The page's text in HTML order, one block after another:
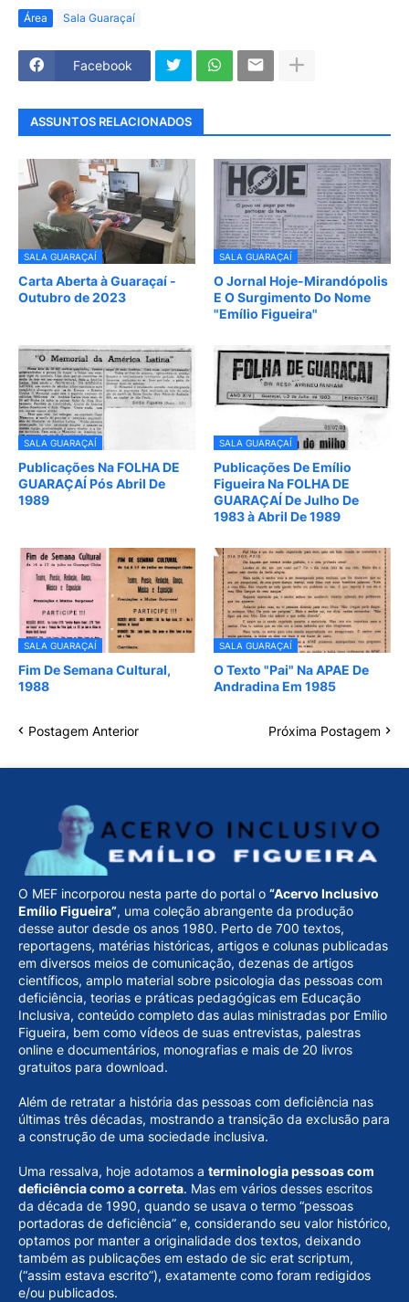
Área Sala Guaraçaí
Facebook
ASSUNTOS RELACIONADOS
SALA GUARAÇAÍ
Carta Aberta à Guaraçaí -
Outubro de 2023
SALA GUARAÇAÍ
O Jornal Hoje-Mirandópolis
E O Surgimento Do Nome
"Emílio Figueira"
SALA GUARAÇAÍ
Publicações Na FOLHA DE
GUARAÇAÍ Pós Abril De
1989
SALA GUARAÇAÍ
Publicações De Emílio
Figueira Na FOLHA DE
GUARAÇAÍ De Julho De
1983 à Abril De 1989
SALA GUARAÇAÍ
Fim De Semana Cultural,
1988
SALA GUARAÇAÍ
O Texto "Pai" Na APAE De
Andradina Em 1985
Postagem Anterior Próxima Postagem
O MEF incorporou nesta parte do portal o “Acervo Inclusivo
Emílio Figueira”, uma coleção abrangente da produção
desse autor desde os anos 1980. Perto de 700 textos,
reportagens, matérias históricas, artigos e colunas publicadas
em diversos meios de comunicação, dezenas de artigos
científicos, amplo material sobre psicologia das pessoas com
deficiência, teorias e práticas pedagógicas em Educação
Inclusiva, conteúdo completo das aulas ministradas por Emílio
Figueira, bem como vídeos de suas entrevistas, palestras
online e documentários, monografias e mais de 20 livros
gratuitos para download.
Além de retratar a história das pessoas com deficiência nas
últimas três décadas, mostrando a transição da exclusão para
a construção de uma sociedade inclusiva.
Uma ressalva, hoje adotamos a terminologia pessoas com
deficiência como a correta. Mas em vários desses escritos
da década de 1990, quando se usava o termo “pessoas
portadoras de deficiência” e, considerando seu valor histórico,
optamos por manter a originalidade dos textos, deixando
também as publicações em estado de sic erat scriptum,
(“assim estava escrito”), exatamente como foram redigidos
e/ou publicados.